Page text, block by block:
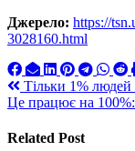
Джерело: https://
3028160.html
Навигация
по
записям
Тільки 1% людей
Це працює на
Related Post